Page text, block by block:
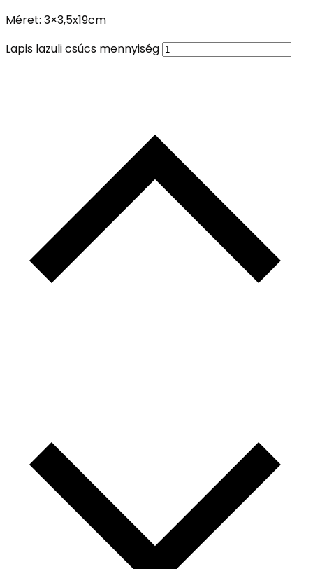
Méret: 3×3,5x19cm
Lapis lazuli csúcs mennyiség